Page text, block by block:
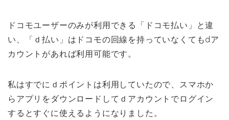
ドコモユーザーのみが利用できる「ドコモ払い」と違
い、「ｄ払い」はドコモの回線を持っていなくてもdア
カウントがあれば利用可能です。
私はすでにｄポイントは利用していたので、スマホか
らアプリをダウンロードしてｄアカウントでログイン
するとすぐに使えるようになりました。